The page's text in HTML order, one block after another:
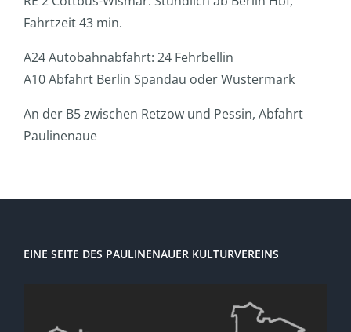
Fahrtzeit 43 min.
A24 Autobahnabfahrt: 24 Fehrbellin
A10 Abfahrt Berlin Spandau oder Wustermark
An der B5 zwischen Retzow und Pessin, Abfahrt
Paulinenaue
EINE SEITE DES PAULINENAUER KULTURVEREINS